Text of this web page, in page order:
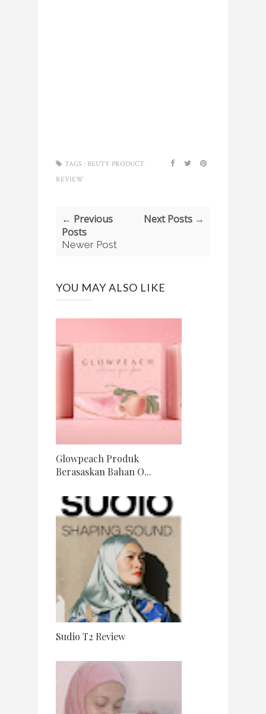
TAGS : BEUTY PRODUCT
REVIEW
← Previous
Posts
Newer Post
Next Posts →
YOU MAY ALSO LIKE
Glowpeach Produk
Berasaskan Bahan O...
Sudio T2 Review